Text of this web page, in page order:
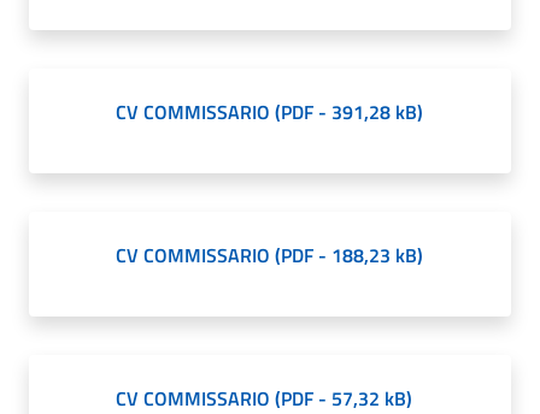
CV COMMISSARIO (PDF - 391,28 kB)
CV COMMISSARIO (PDF - 188,23 kB)
CV COMMISSARIO (PDF - 57,32 kB)